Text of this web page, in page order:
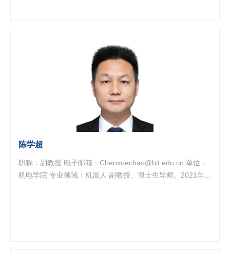
陈学超
职称：副教授 电子邮箱：Chenxuechao@bit.edu.cn 单位：
机电学院 专业领域：机器人 副教授、博士生导师。2021年...